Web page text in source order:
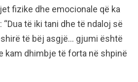
fizike dhe emocionale që ka
të iki tani dhe të ndaloj së
të bëj asgjë… gjumi është
kam dhimbje të forta në shpinë